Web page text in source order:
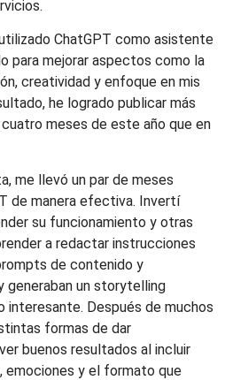
ChatGPT como asistente
para mejorar aspectos como la
creatividad y enfoque en mis
he logrado publicar más
meses de este año que en
me llevó un par de meses
de manera efectiva. Invertí
su funcionamiento y otras
a redactar instrucciones
de contenido y
un storytelling
interesante. Después de muchos
formas de dar
buenos resultados al incluir
emociones y el formato que